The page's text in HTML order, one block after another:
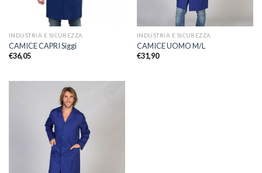
INDUSTRIA E SICUREZZA
CAMICE CAPRI Siggi
€36,05
INDUSTRIA E SICUREZZA
CAMICE UOMO M/L
€31,90